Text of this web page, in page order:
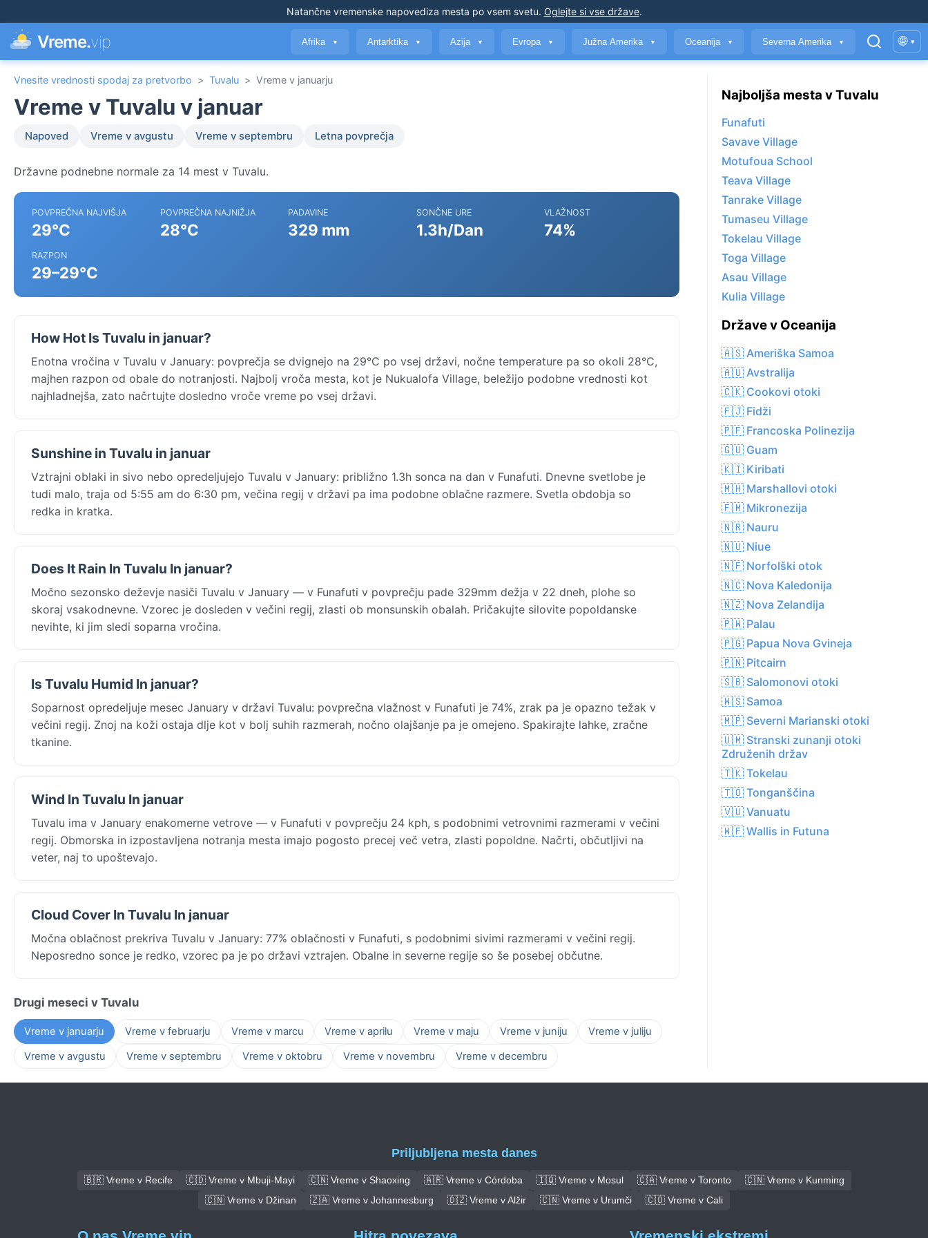
Natančne vremenske napovediza mesta po vsem svetu. Oglejte si vse države.
Vreme.vip Afrika ▼ Antarktika ▼ Azija ▼ Evropa ▼ Južna Amerika ▼ Oceanija ▼ Severna Amerika ▼ 🌐 ▾
Vnesite vrednosti spodaj za pretvorbo > Tuvalu > Vreme v januarju
Vreme v Tuvalu v januar
Napoved Vreme v avgustu Vreme v septembru Letna povprečja
Državne podnebne normale za 14 mest v Tuvalu.
POVPREČNA NAJVIŠJA
29°C
POVPREČNA NAJNIŽJA
28°C
PADAVINE
329 mm
SONČNE URE
1.3h/Dan
VLAŽNOST
74%
RAZPON
29–29°C
How Hot Is Tuvalu in januar?
Enotna vročina v Tuvalu v January: povprečja se dvignejo na 29°C po vsej državi, nočne temperature pa so okoli 28°C,
majhen razpon od obale do notranjosti. Najbolj vroča mesta, kot je Nukualofa Village, beležijo podobne vrednosti kot
najhladnejša, zato načrtujte dosledno vroče vreme po vsej državi.
Sunshine in Tuvalu in januar
Vztrajni oblaki in sivo nebo opredeljujejo Tuvalu v January: približno 1.3h sonca na dan v Funafuti. Dnevne svetlobe je
tudi malo, traja od 5:55 am do 6:30 pm, večina regij v državi pa ima podobne oblačne razmere. Svetla obdobja so
redka in kratka.
Does It Rain In Tuvalu In januar?
Močno sezonsko deževje nasiči Tuvalu v January — v Funafuti v povprečju pade 329mm dežja v 22 dneh, plohe so
skoraj vsakodnevne. Vzorec je dosleden v večini regij, zlasti ob monsunskih obalah. Pričakujte silovite popoldanske
nevihte, ki jim sledi soparna vročina.
Is Tuvalu Humid In januar?
Soparnost opredeljuje mesec January v državi Tuvalu: povprečna vlažnost v Funafuti je 74%, zrak pa je opazno težak v
večini regij. Znoj na koži ostaja dlje kot v bolj suhih razmerah, nočno olajšanje pa je omejeno. Spakirajte lahke, zračne
tkanine.
Wind In Tuvalu In januar
Tuvalu ima v January enakomerne vetrove — v Funafuti v povprečju 24 kph, s podobnimi vetrovnimi razmerami v večini
regij. Obmorska in izpostavljena notranja mesta imajo pogosto precej več vetra, zlasti popoldne. Načrti, občutljivi na
veter, naj to upoštevajo.
Cloud Cover In Tuvalu In januar
Močna oblačnost prekriva Tuvalu v January: 77% oblačnosti v Funafuti, s podobnimi sivimi razmerami v večini regij.
Neposredno sonce je redko, vzorec pa je po državi vztrajen. Obalne in severne regije so še posebej občutne.
Drugi meseci v Tuvalu
Vreme v januarju Vreme v februarju Vreme v marcu Vreme v aprilu Vreme v maju Vreme v juniju
Vreme v juliju
Vreme v avgustu
Vreme v septembru Vreme v oktobru Vreme v novembru Vreme v decembru
Najboljša mesta v Tuvalu
Funafuti
Savave Village
Motufoua School
Teava Village
Tanrake Village
Tumaseu Village
Tokelau Village
Toga Village
Asau Village
Kulia Village
Države v Oceanija
🇦🇸 Ameriška Samoa
🇦🇺 Avstralija
🇨🇰 Cookovi otoki
🇫🇯 Fidži
🇵🇫 Francoska Polinezija
🇬🇺 Guam
🇰🇮 Kiribati
🇲🇭 Marshallovi otoki
🇫🇲 Mikronezija
🇳🇷 Nauru
🇳🇺 Niue
🇳🇫 Norfolški otok
🇳🇨 Nova Kaledonija
🇳🇿 Nova Zelandija
🇵🇼 Palau
🇵🇬 Papua Nova Gvineja
🇵🇳 Pitcairn
🇸🇧 Salomonovi otoki
🇼🇸 Samoa
🇲🇵 Severni Marianski otoki
🇺🇲 Stranski zunanji otoki
Združenih držav
🇹🇰 Tokelau
🇹🇴 Tonganščina
🇻🇺 Vanuatu
🇼🇫 Wallis in Futuna
Priljubljena mesta danes
🇧🇷 Vreme v Recife 🇨🇩 Vreme v Mbuji-Mayi 🇨🇳 Vreme v Shaoxing 🇦🇷 Vreme v Córdoba 🇮🇶 Vreme v Mosul 🇨🇦 Vreme v Toronto
🇨🇳 Vreme v Kunming
🇨🇳 Vreme v Džinan
🇿🇦 Vreme v Johannesburg 🇩🇿 Vreme v Alžir 🇨🇳 Vreme v Urumči 🇨🇴 Vreme v Cali